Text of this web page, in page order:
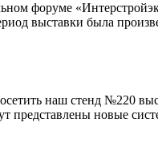
форуме
выставки была
наш стенд №220
новые